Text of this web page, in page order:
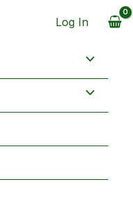
Log In